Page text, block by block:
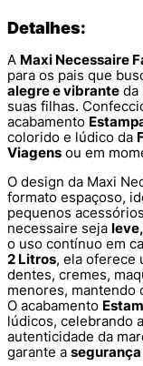
Detalhes:
A Maxi Necessaire
para os pais que
alegre e vibrante da
suas filhas.
acabamento
colorido e lúdico da
Viagens ou em
O design da Maxi
formato espaçoso,
pequenos
necessaire seja
o uso contínuo em
2 Litros, ela oferece
dentes, cremes,
menores, mantendo
O acabamento
lúdicos, celebrando
autenticidade da
garante a segurança